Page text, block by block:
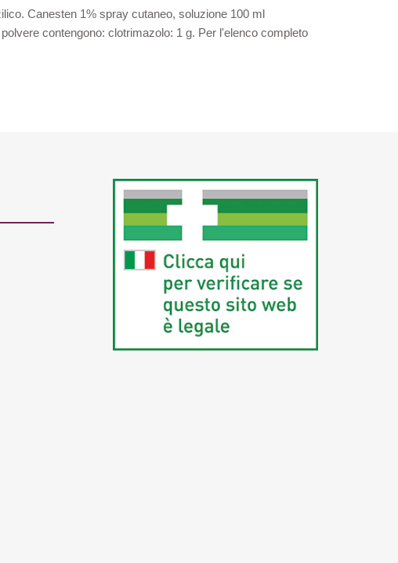
Canesten 1% spray cutaneo, soluzione 100 ml
contengono: clotrimazolo: 1 g. Per l'elenco completo